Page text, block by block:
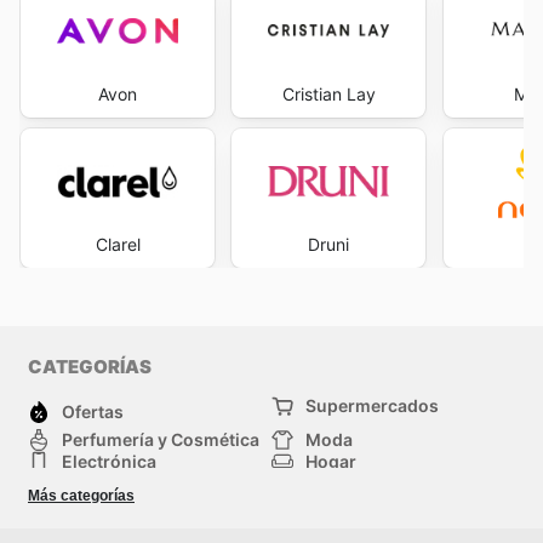
Avon
Clarel
Cristian Lay
Druni
CATEGORÍAS
Ofertas
Supermercados
Perfumería y Cosmética
Moda
Electrónica
Hogar
Deporte
Juguetes y bebés
Más categorías